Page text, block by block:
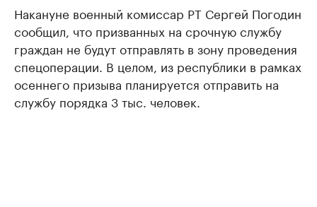
Накануне военный комиссар РТ Сергей Погодин
сообщил, что призванных на срочную службу
граждан не будут отправлять в зону проведения
спецоперации. В целом, из республики в рамках
осеннего призыва планируется отправить на
службу порядка 3 тыс. человек.